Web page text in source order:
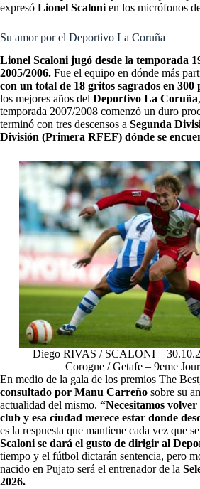
expresó Lionel Scaloni en los micrófonos
Su amor por el Deportivo La Coruña
Lionel Scaloni jugó desde la temporada
2005/2006. Fue el equipo en dónde más
con un total de 18 gritos sagrados en 300
los mejores años del Deportivo La Coruña
temporada 2007/2008 comenzó un duro
terminó con tres descensos a Segunda
División (Primera RFEF) dónde se
Diego RIVAS / SCALONI –
Corogne / Getafe – 9eme
En medio de la gala de los premios The
consultado por Manu Carreño sobre su
actualidad del mismo. “Necesitamos volver
club y esa ciudad merece estar donde
es la respuesta que mantiene cada vez que
Scaloni se dará el gusto de dirigir al
tiempo y el fútbol dictarán sentencia, pero
nacido en Pujato será el entrenador de la
2026.